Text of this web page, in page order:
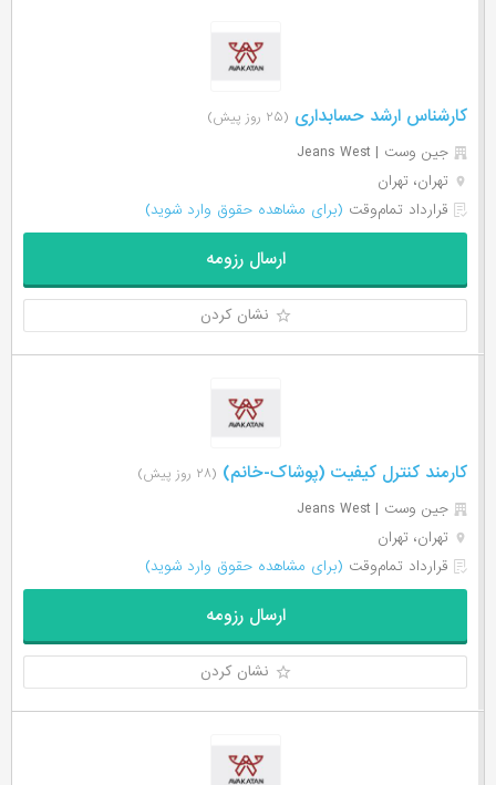
کارشناس ارشد حسابداری (۲۵ روز پیش)
جین وست | Jeans West
تهران، تهران
قرارداد تمام‌وقت (برای مشاهده حقوق وارد شوید)
ارسال رزومه
نشان کردن
کارمند کنترل کیفیت (پوشاک-خانم) (۲۸ روز پیش)
جین وست | Jeans West
تهران، تهران
قرارداد تمام‌وقت (برای مشاهده حقوق وارد شوید)
ارسال رزومه
نشان کردن